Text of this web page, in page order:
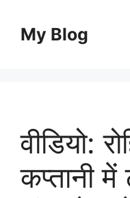
contentMy Blog
वीडियो:
कप्तानी में